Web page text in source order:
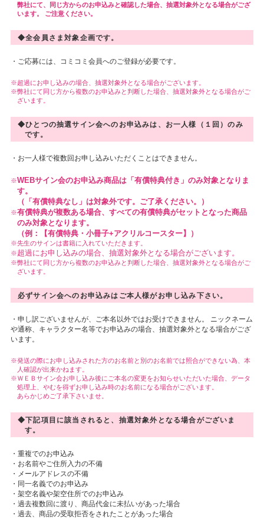
弊社にて、同じ方からのお申込みと確認した場合、抽選対象外となる場合がござ
います。 ご注意ください。
◆全会員さま対象企画です。
・ご応募には、コミコミ会員へのご登録が必要です。
超過にお申し込みの場合、抽選対象外となる場合がございます。
弊社にて同じ方から複数のお申込みと判断した場合、抽選対象外となる場合がご
ざいます。
◆ひとつの抽選サイン会へのお申込みは、お一人様（１回）のみ
です。
・お一人様で複数回お申し込みいただくことはできません。
WEBサイン会のお申込み商品は「有償特典付き」のみ対象となりま
す。
（「有償特典なし」は対象外です。ご了承ください。）
有償特典が複数ある場合、すべての有償特典がセットとなった商品
のみ対象となります。
（例：【有償特典・小冊子+アクリルコースター】）
先生のサインは書籍に入れていただきます。
超過にお申し込みの場合、抽選対象外となる場合がございます。
弊社にて同じ方から複数のお申込みと判断した場合、抽選対象外となる場合がご
ざいます。
必ずサイン会へのお申込みはご本人様がお申し込み下さい。
・申し訳ございませんが、ご本名以外ではお受けできません。 ニックネーム
や通称、キャラクター名等でお申込みの場合、抽選対象外となる場合がござ
います。
発送の際にお申し込みされた方のお名前と別のお名前では照合ができない為、本
人確認が出来かねます。
ＷＥＢサイン会お申し込み後にご本名の変更をお知らせいただいた場合、データ
処理上、やむを得ずお申し込み時のお名前になる場合がございます。
あらかじめご了承下さいませ。
◆下記項目に該当されると、抽選対象外となる場合がございま
す。
・重複でのお申込み
・お名前やご住所入力の不備
・メールアドレスの不備
・同一名義でのお申込み
・架空名義や架空住所でのお申込み
・過去複数回に渡り、商品代金に未払いがあった場合
・過去、商品の受取拒否をされたことがあった場合